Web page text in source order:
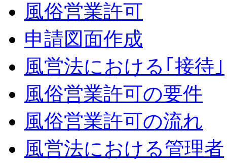
風俗営業許可
申請図面作成
風営法における｢接待｣
風俗営業許可の要件
風俗営業許可の流れ
風営法における管理者